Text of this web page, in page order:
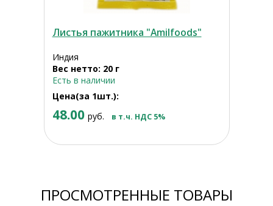
Листья пажитника "Amilfoods"
Индия
Вес нетто: 20 г
Есть в наличии
Цена(за 1шт.):
48.00 руб. в т.ч. НДС 5%
ПРОСМОТРЕННЫЕ ТОВАРЫ